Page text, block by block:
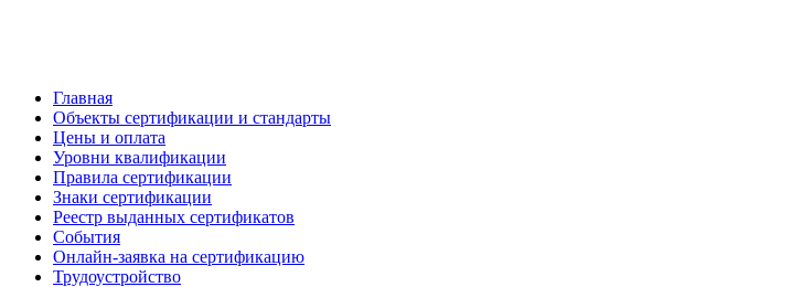
Главная
Объекты сертификации и стандарты
Цены и оплата
Уровни квалификации
Правила сертификации
Знаки сертификации
Реестр выданных сертификатов
События
Онлайн-заявка на сертификацию
Трудоустройство